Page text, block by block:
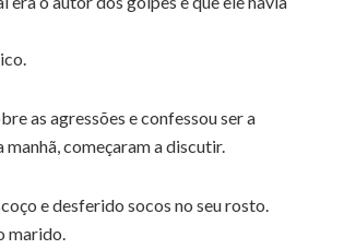
as agressões e confessou ser a
manhã, começaram a discutir.
e desferido socos no seu rosto.
marido.